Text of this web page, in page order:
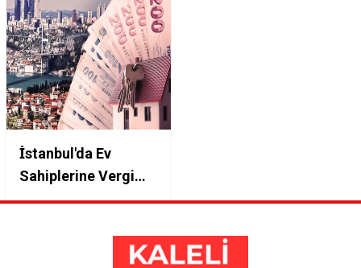
İstanbul'da Ev
Sahiplerine Vergi
Şoku: Emlak